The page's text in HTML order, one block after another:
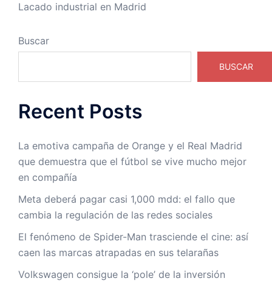
Lacado industrial en Madrid
Buscar
BUSCAR
Recent Posts
La emotiva campaña de Orange y el Real Madrid
que demuestra que el fútbol se vive mucho mejor
en compañía
Meta deberá pagar casi 1,000 mdd: el fallo que
cambia la regulación de las redes sociales
El fenómeno de Spider-Man trasciende el cine: así
caen las marcas atrapadas en sus telarañas
Volkswagen consigue la ‘pole’ de la inversión